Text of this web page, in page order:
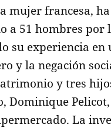
mujer francesa,
a 51 hombres por
su experiencia
y la negación
y tres
Dominique
La